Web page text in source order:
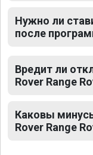
Нужно ли
после
Вредит ли
Rover Range
Каковы
Rover Range